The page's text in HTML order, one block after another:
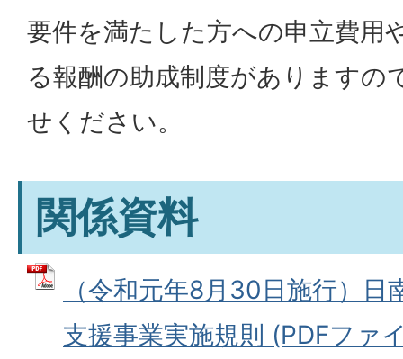
要件を満たした方への申立費用
る報酬の助成制度がありますの
せください。
関係資料
（令和元年8月30日施行）
支援事業実施規則 (PDFファ